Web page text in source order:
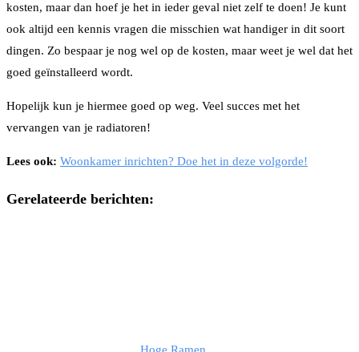
kosten, maar dan hoef je het in ieder geval niet zelf te doen! Je kunt
ook altijd een kennis vragen die misschien wat handiger in dit soort
dingen. Zo bespaar je nog wel op de kosten, maar weet je wel dat het
goed geïnstalleerd wordt.
Hopelijk kun je hiermee goed op weg. Veel succes met het
vervangen van je radiatoren!
Lees ook: Woonkamer inrichten? Doe het in deze volgorde!
Gerelateerde berichten: